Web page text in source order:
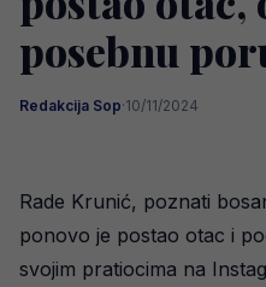
posebnu
Redakcija Sop·10/11/2024
Rade Krunić, poznati
ponovo je postao otac i
svojim pratiocima na